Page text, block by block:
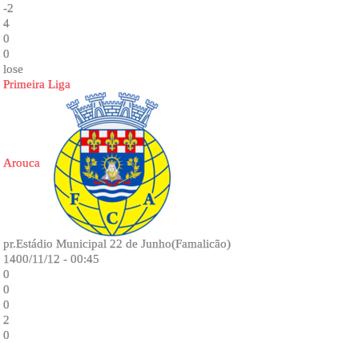
-2
4
0
0
lose
Primeira Liga
Arouca
pr.Estádio Municipal 22 de Junho(Famalicão)
1400/11/12 - 00:45
0
0
0
2
0